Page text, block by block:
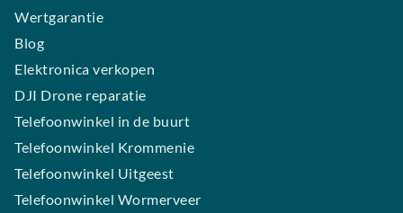
Wertgarantie
Blog
Elektronica verkopen
DJI Drone reparatie
Telefoonwinkel in de buurt
Telefoonwinkel Krommenie
Telefoonwinkel Uitgeest
Telefoonwinkel Wormerveer